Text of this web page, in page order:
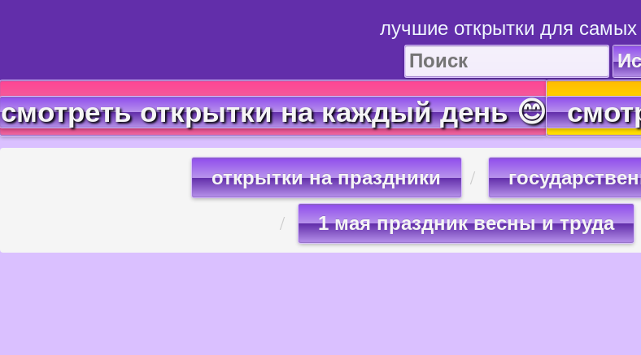
лучшие открытки для самых
смотреть открытки на каждый день 😊
открытки на праздники
1 мая праздник весны и труда